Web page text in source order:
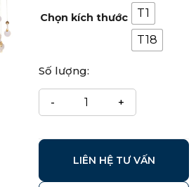
Chọn kích thước
T1
T18
Số lượng:
LIÊN HỆ TƯ VẤN